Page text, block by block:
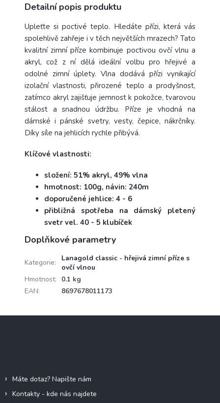
Detailní popis produktu
Upleťte si poctivé teplo. Hledáte přízi, která vás
spolehlivě zahřeje i v těch největších mrazech? Tato
kvalitní zimní příze kombinuje poctivou ovčí vlnu a
akryl, což z ní dělá ideální volbu pro hřejivé a
odolné zimní úplety. Vlna dodává přízi vynikající
izolační vlastnosti, přirozené teplo a prodyšnost,
zatímco akryl zajišťuje jemnost k pokožce, tvarovou
stálost a snadnou údržbu. Příze je vhodná na
dámské i pánské svetry, vesty, čepice, nákrčníky.
Díky síle na jehlicích rychle přibývá.
Klíčové vlastnosti:
složení: 51% akryl, 49% vlna
hmotnost: 100g, návin: 240m
doporučené jehlice: 4 - 6
přibližná spotřeba na dámský pletený
svetr vel. 40 - 5 klubíček
Doplňkové parametry
Kategorie:
Lanagold classic - hřejivá zimní příze s
ovčí vlnou
Hmotnost:
0.1 kg
EAN: 8697678011173
Máte dotaz? Napište nám
Kontakty - kde nás najdete